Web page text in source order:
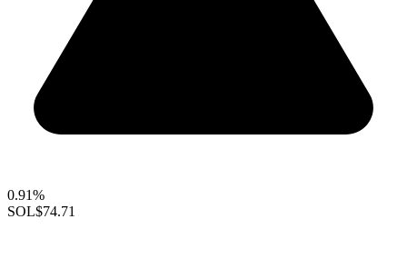
0.91%
SOL$74.71